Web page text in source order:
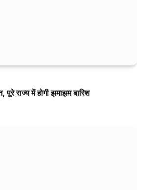
राज्य में होगी झमाझम बारिश